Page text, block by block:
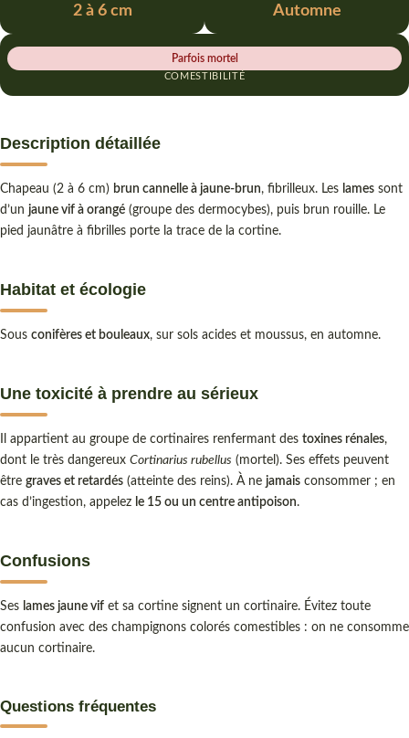
2 à 6 cm Automne
COMESTIBILITÉ
Parfois mortel
Description détaillée
Chapeau (2 à 6 cm) brun cannelle à jaune-brun, fibrilleux. Les lames sont
d’un jaune vif à orangé (groupe des dermocybes), puis brun rouille. Le
pied jaunâtre à fibrilles porte la trace de la cortine.
Habitat et écologie
Sous conifères et bouleaux, sur sols acides et moussus, en automne.
Une toxicité à prendre au sérieux
Il appartient au groupe de cortinaires renfermant des toxines rénales,
dont le très dangereux Cortinarius rubellus (mortel). Ses effets peuvent
être graves et retardés (atteinte des reins). À ne jamais consommer ; en
cas d’ingestion, appelez le 15 ou un centre antipoison.
Confusions
Ses lames jaune vif et sa cortine signent un cortinaire. Évitez toute
confusion avec des champignons colorés comestibles : on ne consomme
aucun cortinaire.
Questions fréquentes